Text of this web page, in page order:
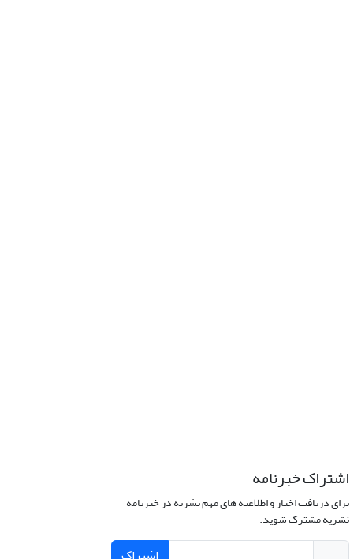
اشتراک خبرنامه
برای دریافت اخبار و اطلاعیه های مهم نشریه در خبرنامه
نشریه مشترک شوید.